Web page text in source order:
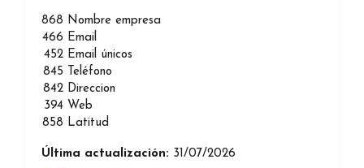
868 Nombre empresa
466 Email
452 Email únicos
845 Teléfono
842 Direccion
394 Web
858 Latitud
Última actualización: 31/07/2026